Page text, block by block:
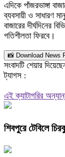
​এদিকে পাঁজরভাঙ্গা
ব্যবসায়ী ও সাধারণ
বাজারের দীর্ঘদিনের
গতিশীলতা ফিরবে।
📸 Download News
সংবাদটি শেয়ার
ট্যাগস :
এই ক্যাটাগরির
শিবপুরে টেবিলে